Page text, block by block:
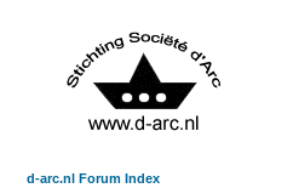
d-arc.nl Forum Index